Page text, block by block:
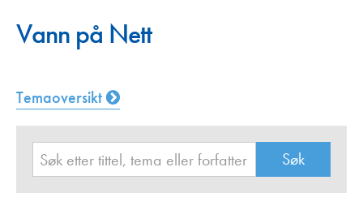
Vann på Nett
Temaoversikt